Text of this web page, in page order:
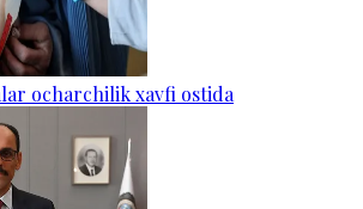
ocharchilik xavfi ostida